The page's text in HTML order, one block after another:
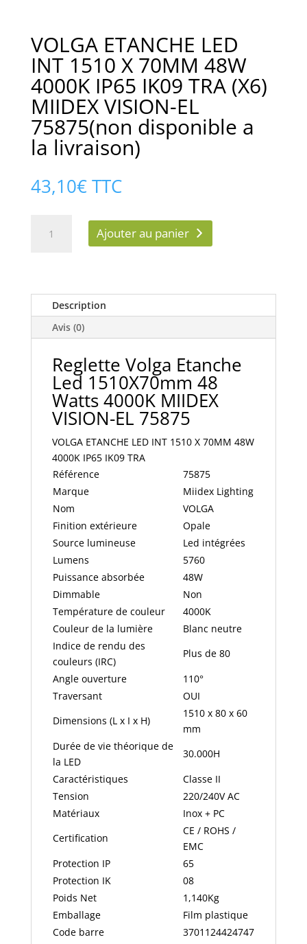
VOLGA ETANCHE LED
INT 1510 X 70MM 48W
4000K IP65 IK09 TRA (X6)
MIIDEX VISION-EL
75875(non disponible a
la livraison)
43,10€ TTC
1510
4000K
MIIDEX
VISION-
75875(non
disponible
Ajouter au panier
Description
Avis (0)
Reglette Volga Etanche
Led 1510X70mm 48
Watts 4000K MIIDEX
VISION-EL 75875
VOLGA ETANCHE LED INT 1510 X 70MM 48W
4000K IP65 IK09 TRA
Référence
75875
Marque
Miidex Lighting
Nom
VOLGA
Finition extérieure
Opale
Source lumineuse
Led intégrées
Lumens
5760
Puissance absorbée
48W
Dimmable
Non
Température de couleur
4000K
Couleur de la lumière
Blanc neutre
Indice de rendu des
couleurs (IRC)
Plus de 80
Angle ouverture
110°
Traversant
OUI
Dimensions (L x I x H)
1510 x 80 x 60
mm
Durée de vie théorique de
la LED
30.000H
Caractéristiques
Classe II
Tension
220/240V AC
Matériaux
Inox + PC
Certification
CE / ROHS /
EMC
Protection IP
65
Protection IK
08
Poids Net
1,140Kg
Emballage
Film plastique
Code barre
3701124424747